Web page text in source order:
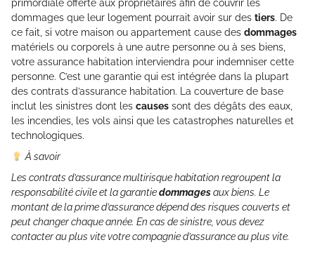
primordiale offerte aux propriétaires afin de couvrir les
dommages que leur logement pourrait avoir sur des tiers. De
ce fait, si votre maison ou appartement cause des dommages
matériels ou corporels à une autre personne ou à ses biens,
votre assurance habitation interviendra pour indemniser cette
personne. C’est une garantie qui est intégrée dans la plupart
des contrats d’assurance habitation. La couverture de base
inclut les sinistres dont les causes sont des dégâts des eaux,
les incendies, les vols ainsi que les catastrophes naturelles et
technologiques.
À savoir
Les contrats d’assurance multirisque habitation regroupent la
responsabilité civile et la garantiedommagesaux biens. Le
montant de la prime d’assurance dépend des risques couverts et
peut changer chaque année. En cas de sinistre, vous devez
contacter au plus vite votre compagnie d’assurance au plus vite.